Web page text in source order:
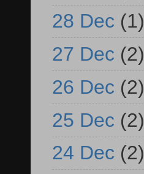
28 Dec (1)
27 Dec (2)
26 Dec (2)
25 Dec (2)
24 Dec (2)